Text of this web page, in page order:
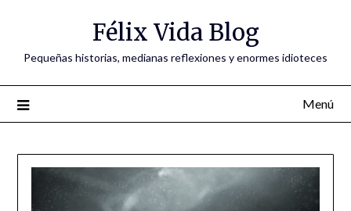
Félix Vida Blog
Pequeñas historias, medianas reflexiones y enormes idioteces
Menú